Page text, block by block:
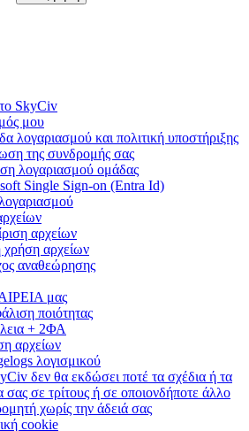
SkyCiv
μου
λογαριασμού και πολιτική υποστήριξης
της συνδρομής σας
λογαριασμού ομάδας
Single Sign-on (Entra Id)
αρχείων
χρήση αρχείων
αναθεώρησης
μας
ποιότητας
+ 2ΦΑ
αρχείων
λογισμικού
δεν θα εκδώσει ποτέ τα σχέδια ή τα
σας σε τρίτους ή σε οποιονδήποτε άλλο
χωρίς την άδειά σας
cookie